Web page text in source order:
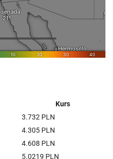
Kurs
3.732 PLN
4.305 PLN
4.608 PLN
5.0219 PLN